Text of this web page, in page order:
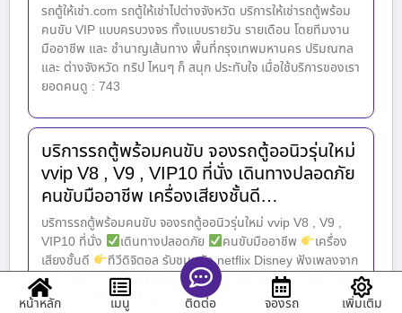
รถตู้ให้เช่า.com รถตู้ให้เช่าไปต่างจังหวัด บริการให้เช่ารถตู้พร้อม
คนขับ VIP แบบครบวงจร ทั้งแบบรายวัน รายเดือน โดยทีมงาน
มืออาชีพ และ ชำนาญเส้นทาง พื้นที่กรุงเทพมหานคร ปริมณฑล
และ ต่างจังหวัด ทริป ไหนๆ ก็ สนุก ประทับใจ เมื่อใช้บริการของเรา
ยอดคนดู : 743
บริการรถตู้พร้อมคนขับ จองรถตู้ออนิวรุ่นใหม่
vvip V8 , V9 , VIP10 ที่นั่ง เดินทางปลอดภัย
คนขับมืออาชีพ เครื่องเสียงชั้นดี…
บริการรถตู้พร้อมคนขับ จองรถตู้ออนิวรุ่นใหม่ vvip V8 , V9 ,
VIP10 ที่นั่ง
เดินทางปลอดภัย คนขับมืออาชีพ
เครื่อง
เสียงชั้นดี
ทีวีดิจิตอล รับชมหนัง netflix Disney ฟังเพลงจาก
YouTube
มีที่ชาร์จไฟฟ้า 220 โวลท์ และมีที่ชาร์จ USB Type
C รอบคัน
คนขับไม่สูบบุหรี่/ ไม่ดื่มแอลกอฮอล์ รถตู้เช่าพร้อม
หน้าหลัก เมนู ติดต่อ จองรถ เพิ่มเติม